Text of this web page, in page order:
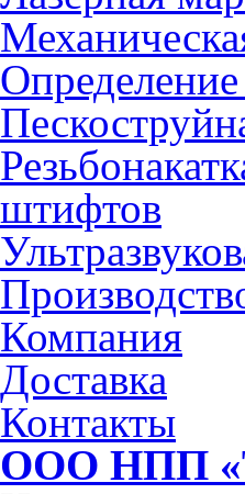
штифтов
Компания
Доставка
Контакты
ООО НПП